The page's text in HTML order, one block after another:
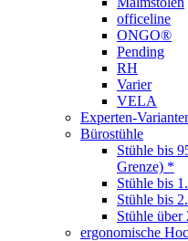
officeline
ONGO®
Pending
RH
Varier
VELA
Experten-
Bürostühle
Stühle bis
Grenze) *
Stühle bis
Stühle bis
Stühle
ergonomische